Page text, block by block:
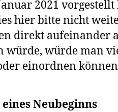
2021 vorgestellt
hier bitte nicht
direkt aufeinander
würde, würde man
einordnen
Neubeginns